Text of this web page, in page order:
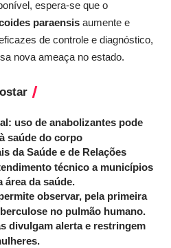
espera-se que o
paraensis aumente e
de controle e diagnóstico,
nova ameaça no estado.
uso de anabolizantes pode
saúde do corpo
da Saúde e de Relações
técnico a municípios
área da saúde.
observar, pela primeira
no pulmão humano.
divulgam alerta e restringem